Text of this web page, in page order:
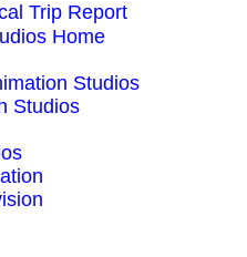
Trip Report
Home
Studios
Studios